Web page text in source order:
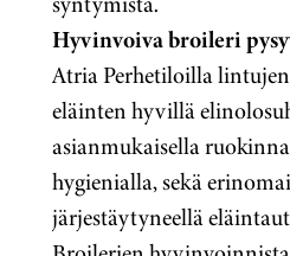
Hyvinvoiva broileri
Atria Perhetiloilla
eläinten hyvillä
asianmukaisella
hygienialla, sekä
järjestäytyneellä